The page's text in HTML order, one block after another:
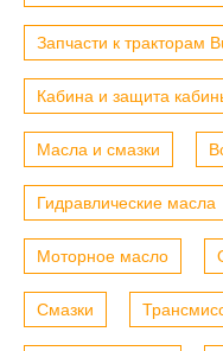
Запчасти к тракторам
Кабина и защита
Масла и смазки
Гидравлические масла
Моторное масло
Смазки